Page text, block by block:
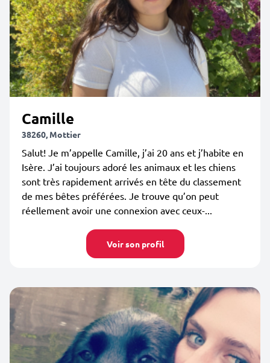
Camille
38260, Mottier
Salut! Je m’appelle Camille, j’ai 20 ans et j’habite en
Isère. J’ai toujours adoré les animaux et les chiens
sont très rapidement arrivés en tête du classement
de mes bêtes préférées. Je trouve qu’on peut
réellement avoir une connexion avec ceux-...
Voir son profil